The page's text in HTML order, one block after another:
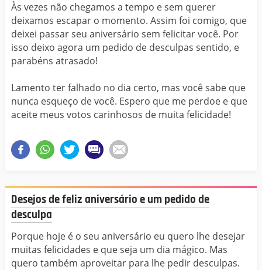
Às vezes não chegamos a tempo e sem querer
deixamos escapar o momento. Assim foi comigo, que
deixei passar seu aniversário sem felicitar você. Por
isso deixo agora um pedido de desculpas sentido, e
parabéns atrasado!
Lamento ter falhado no dia certo, mas você sabe que
nunca esqueço de você. Espero que me perdoe e que
aceite meus votos carinhosos de muita felicidade!
Desejos de feliz aniversário e um pedido de
desculpa
Porque hoje é o seu aniversário eu quero lhe desejar
muitas felicidades e que seja um dia mágico. Mas
quero também aproveitar para lhe pedir desculpas.